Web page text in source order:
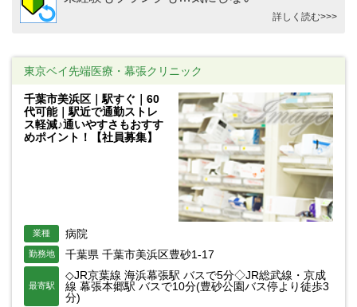
詳しく読む>>>
東京ベイ先端医療・幕張クリニック
千葉市美浜区｜駅すぐ｜60
代可能｜駅近で通勤ストレ
ス軽減♪通いやすさもおすす
めポイント！【社員募集】
業種 病院
勤務地 千葉県 千葉市美浜区豊砂1-17
最寄駅
◇JR京葉線 海浜幕張駅 バスで5分◇JR総武線・京成
線 幕張本郷駅 バスで10分(豊砂公園バス停より徒歩3
分)